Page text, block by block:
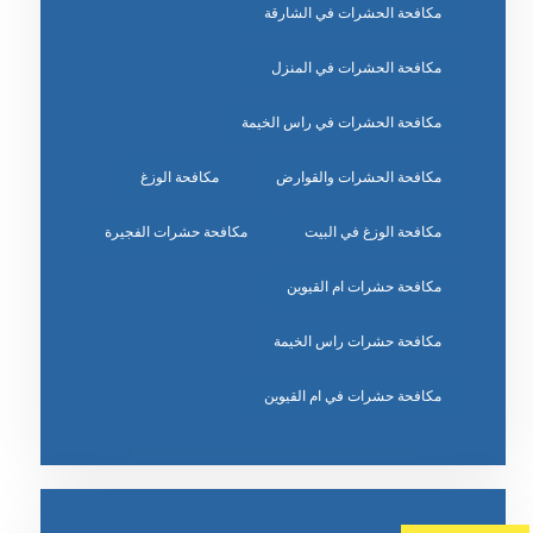
مكافحة الحشرات في الشارقة
مكافحة الحشرات في المنزل
مكافحة الحشرات في راس الخيمة
مكافحة الحشرات والقوارض مكافحة الوزغ
مكافحة الوزغ في البيت مكافحة حشرات الفجيرة
مكافحة حشرات ام القيوين
مكافحة حشرات راس الخيمة
مكافحة حشرات في ام القيوين